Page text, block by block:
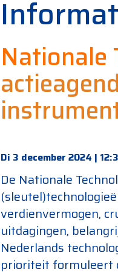
Nationale
Di 3 december 2024 |
De Nationale
verdienvermogen,
uitdagingen,
Nederlands
prioriteit formuleert